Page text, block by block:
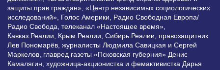
защиты прав граждан», «Центр независимых социологических
исследований», Голос Америки, Радио Свободная Европа/
Радио Свобода, телеканал «Настоящее время»,
Кавказ.Реалии, Крым.Реалии, Сибирь.Реалии, правозащитник
Лев Пономарёв, журналисты Людмила Савицкая и Сергей
Маркелов, главред газеты «Псковская губерния» Денис
Камалягин, художница-акционистка и фемактивистка Дарья